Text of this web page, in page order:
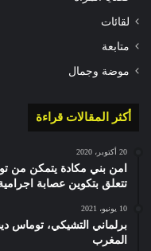
لقائات
متابعة
موضة وجمال
أكثر المقالات قراءة
20 أكتوبر، 2020
امن بني مكادة يتمكن من
تتعلق بتكوين عصابة
10 يونيو، 2021
برلماني التشيكي، توماس
المغرب